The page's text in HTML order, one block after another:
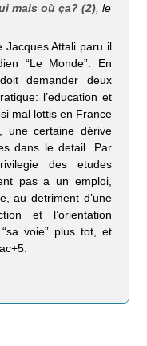
mais où ça? (2) , le
Jacques Attali paru il
“Le Monde”. En
demander deux
l’education et
mal lottis en France
une certaine dérive
dans le detail. Par
des etudes
pas a un emploi,
au detriment d’une
et l’orientation
voie” plus tot, et